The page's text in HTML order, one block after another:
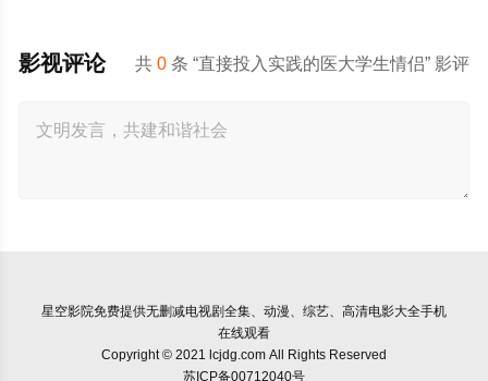
共0 条 “直接投入实践的医大学生情侣” 影评
影视评论
星空影院免费提供无删减电视剧全集、动漫、综艺、高清电影大全手机
在线观看
Copyright © 2021 lcjdg.com All Rights Reserved
苏ICP备00712040号